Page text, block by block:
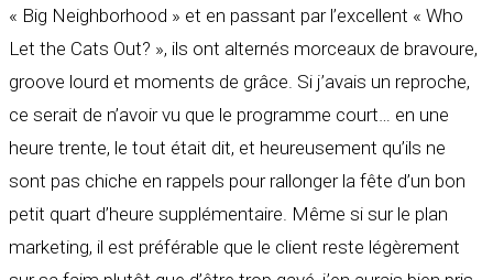
« Big Neighborhood » et en passant par l’excellent « Who
Let the Cats Out? », ils ont alternés morceaux de bravoure,
groove lourd et moments de grâce. Si j’avais un reproche,
ce serait de n’avoir vu que le programme court… en une
heure trente, le tout était dit, et heureusement qu’ils ne
sont pas chiche en rappels pour rallonger la fête d’un bon
petit quart d’heure supplémentaire. Même si sur le plan
marketing, il est préférable que le client reste légèrement